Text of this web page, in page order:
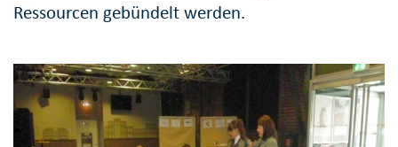
Ressourcen gebündelt werden.